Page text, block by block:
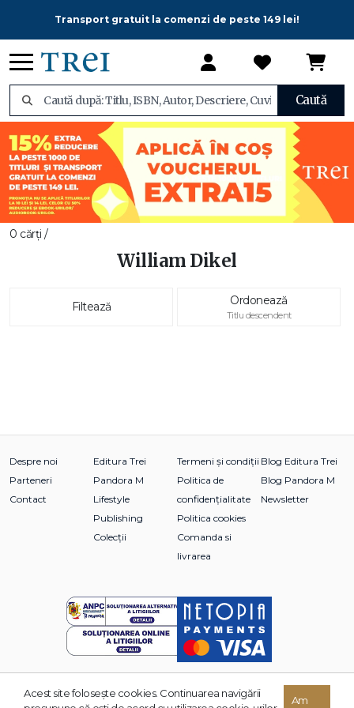
Transport gratuit la comenzi de peste 149 lei!
Caută
0 cărți /
William Dikel
Filtează Ordonează
Titlu descendent
Despre noi
Parteneri
Contact
Editura Trei
Pandora M
Lifestyle
Publishing
Colecții
Termeni și condiții
Politica de
confidențialitate
Politica cookies
Comanda si
livrarea
Blog Editura Trei
Blog Pandora M
Newsletter
© 2026 Grupul Editorial TREI. Toate drepturile rezervate.
Acest site foloseşte cookies. Continuarea navigării
Am